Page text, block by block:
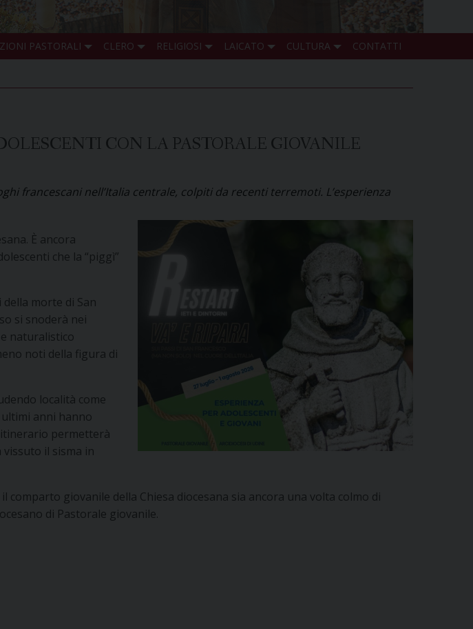
PASTORALI CLERO RELIGIOSI LAICATO CULTURA CONTATTI
CON LA PASTORALE GIOVANILE
francescani nell’Italia centrale, colpiti da recenti terremoti. L’esperienza
È ancora
che la “piggì”
morte di San
si snoderà nei
naturalistico
noti della figura di
località come
anni hanno
permetterà
il sisma in
giovanile della Chiesa diocesana sia ancora una volta colmo di
di Pastorale giovanile.